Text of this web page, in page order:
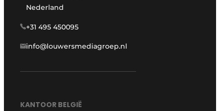
Nederland
+31 495 450095
info@louwersmediagroep.nl
KANTOOR BELGIË